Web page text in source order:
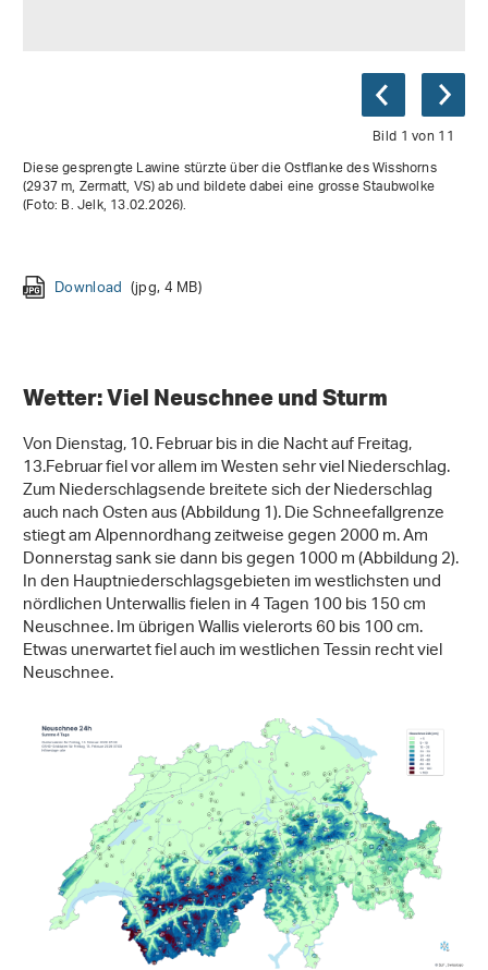
Bild 1 von 11
Diese gesprengte Lawine stürzte über die Ostflanke des Wisshorns
(2937 m, Zermatt, VS) ab und bildete dabei eine grosse Staubwolke
(Foto: B. Jelk, 13.02.2026).
Download (jpg, 4 MB)
Download (jpg, 3 MB)
Download (jpg, 1 MB)
Wetter: Viel Neuschnee und Sturm
Von Dienstag, 10. Februar bis in die Nacht auf Freitag,
13.Februar fiel vor allem im Westen sehr viel Niederschlag.
Zum Niederschlagsende breitete sich der Niederschlag
auch nach Osten aus (Abbildung 1). Die Schneefallgrenze
stiegt am Alpennordhang zeitweise gegen 2000 m. Am
Donnerstag sank sie dann bis gegen 1000 m (Abbildung 2).
In den Hauptniederschlagsgebieten im westlichsten und
nördlichen Unterwallis fielen in 4 Tagen 100 bis 150 cm
Neuschnee. Im übrigen Wallis vielerorts 60 bis 100 cm.
Etwas unerwartet fiel auch im westlichen Tessin recht viel
Neuschnee.